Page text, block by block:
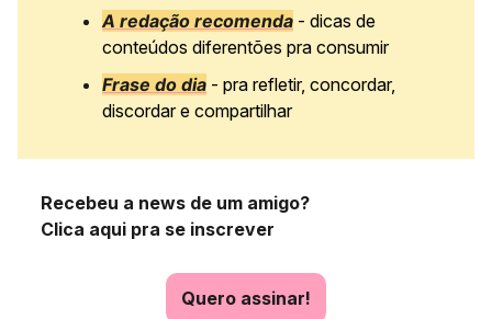
A redação recomenda - dicas de
conteúdos diferentões pra consumir
Frase do dia - pra refletir, concordar,
discordar e compartilhar
Recebeu a news de um amigo?
Clica aqui pra se inscrever
Quero assinar!